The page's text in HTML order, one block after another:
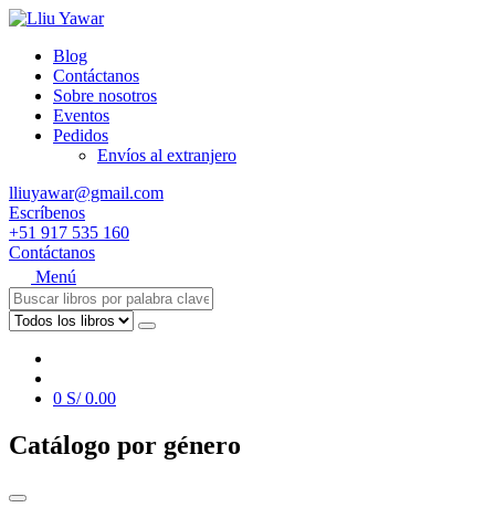
Blog
Contáctanos
Sobre nosotros
Eventos
Pedidos
Envíos al extranjero
lliuyawar@gmail.com
Escríbenos
+51 917 535 160
Contáctanos
Menú
0 S/0.00
Catálogo por género